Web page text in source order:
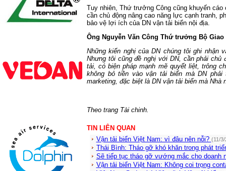
Tuy nhiên, Thứ trưởng Công cũng khuyến cáo
cần chủ động nâng cao năng lực cạnh tranh,
bảo vệ lợi ích của DN vận tải biển nội địa.
Ông Nguyễn Văn Công Thứ trưởng Bộ
Những kiến nghị của DN chúng tôi ghi nhận
Nhưng tôi cũng đề nghị với DN, cần phải
tải, có biện pháp mạnh mẽ quyết liệt, trông
không bỏ tiền vào vận tải biển mà DN
marketing, đặc biệt là DN vận tải biển mà Nhà
Theo trang Tài chinh.
TIN LIÊN QUAN
Vận tải biển Việt Nam: vì đâu nên nỗi? (11/
Thái Bình: Tháo gỡ khó khăn trong phát
Sẽ tiếp tục tháo gỡ vướng mắc cho doanh
Vận tải biển Việt Nam: Không coi trọng